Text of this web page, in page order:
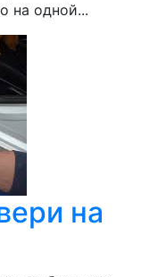
на одной...
на